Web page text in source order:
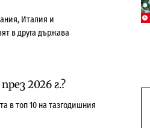
Италия и
в друга държава
2026 г.?
в топ 10 на тазгодишния